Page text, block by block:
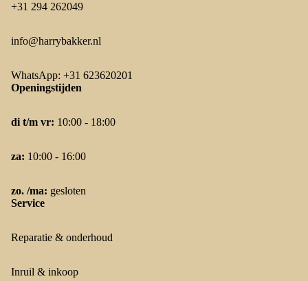
+31 294 262049
info@harrybakker.nl
WhatsApp: +31 623620201
Openingstijden
di t/m vr: 10:00 - 18:00
za: 10:00 - 16:00
zo. /ma: gesloten
Service
Reparatie & onderhoud
Inruil & inkoop